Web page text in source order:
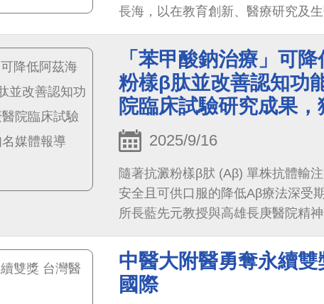
長海，以在教育創新、醫療研究及
院士」殊榮，由副總統蕭美琴親自
與研發領域的深耕，中醫大附醫不
因癌症與AI醫療研發上，為台灣生
「苯甲酸鈉治療」可
粉樣β肽並改善認知功
院臨床試驗研究成果
2025/9/16
隨著抗澱粉樣β肰 (Aβ) 單株抗體輸
安全且可供口服的降低Aβ療法深受
所長藍先元教授與高雄長庚醫院精
善認知功能，安全性高且給藥便捷
中醫大附醫勇奪永續
國際